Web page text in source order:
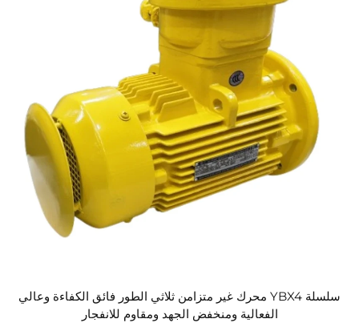
سلسلة YBX4 محرك غير متزامن ثلاثي الطور فائق الكفاءة وعالي
الفعالية ومنخفض الجهد ومقاوم للانفجار